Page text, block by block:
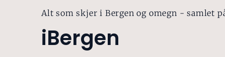
Alt som skjer i Bergen og omegn - samlet
iBergen